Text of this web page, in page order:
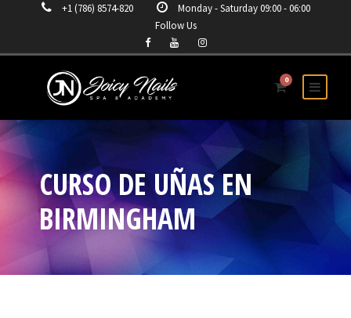
+1 (786) 8574-820
Monday - Saturday 09:00 - 06:00
Follow Us
0
CURSO DE UÑAS EN
BIRMINGHAM